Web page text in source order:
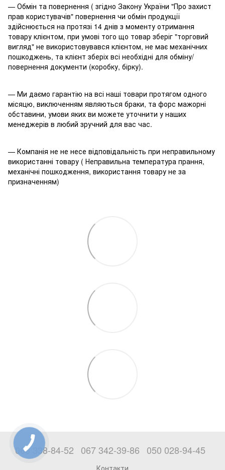
— Обмін та повернення ( згідно Закону України "Про захист
прав користувачів" повернення чи обмін продукції
здійснюється на протязі 14 днів з моменту отримання
товару клієнтом, при умові того що товар зберіг "торговий
вигляд" не використовувався клієнтом, не має механічних
пошкоджень, та клієнт зберіх всі необхідні для обміну/
повернення документи (коробку, бірку).
— Ми даємо гарантію на всі наші товари протягом одного
місяцю, виключенням являються браки, та форс мажорні
обставини, умови яких ви можете уточнити у наших
менеджерів в любий зручний для вас час.
— Компанія не не несе відповідальність при неправильному
використанні товару ( Неправильна температура прання,
механічні пошкодження, використання товару не за
призначенням)
063 338-84-52 067 342-39-86 050 028-94-45
Контакти